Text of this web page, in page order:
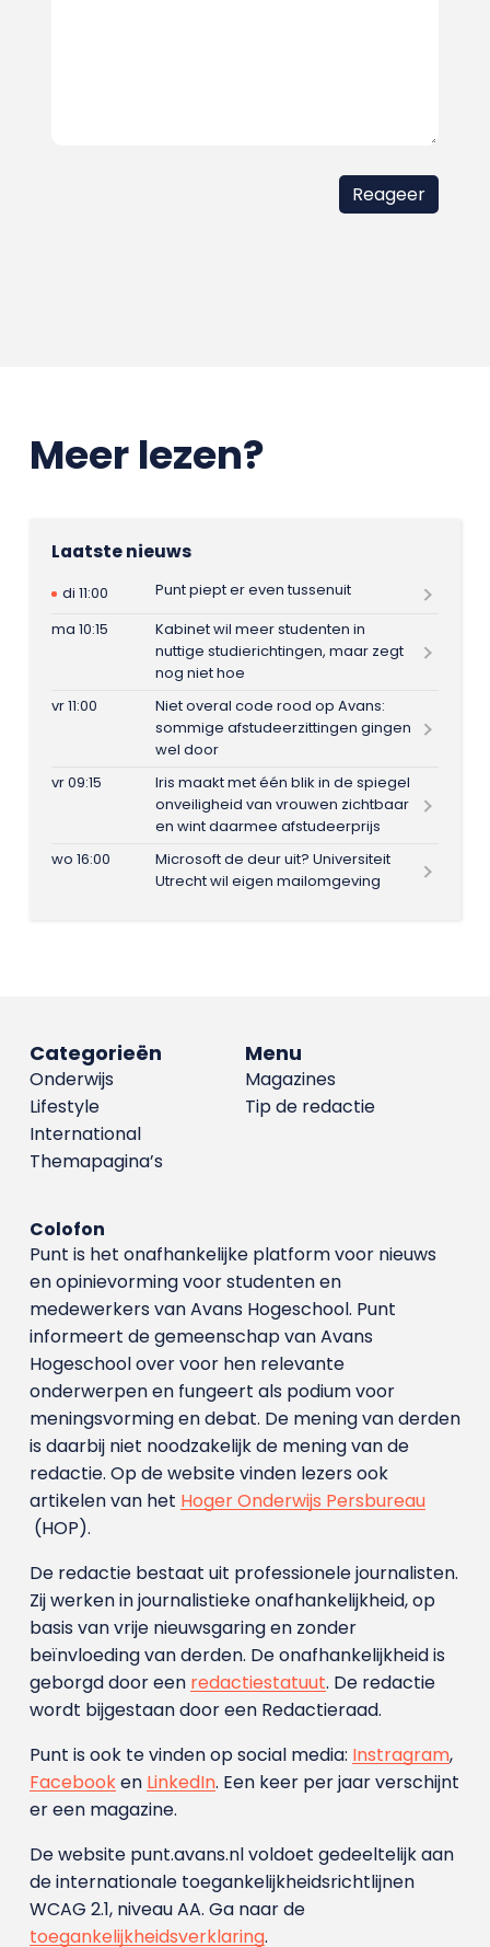
Meer lezen?
Laatste nieuws
di 11:00
Punt piept er even tussenuit
ma 10:15
Kabinet wil meer studenten in
nuttige studierichtingen, maar zegt
nog niet hoe
vr 11:00
Niet overal code rood op Avans:
sommige afstudeerzittingen gingen
wel door
vr 09:15
Iris maakt met één blik in de spiegel
onveiligheid van vrouwen zichtbaar
en wint daarmee afstudeerprijs
wo 16:00
Microsoft de deur uit? Universiteit
Utrecht wil eigen mailomgeving
Menu
Magazines
Tip de redactie
Categorieën
Onderwijs
Lifestyle
International
Themapagina’s
Colofon
Punt is het onafhankelijke platform voor nieuws
en opinievorming voor studenten en
medewerkers van Avans Hoge­school. Punt
informeert de gemeenschap van Avans
Hogeschool over voor hen relevante
onderwerpen en fungeert als podium voor
meningsvorming en debat. De mening van derden
is daarbij niet noodzakelijk de mening van de
redactie. Op de website vinden lezers ook
artikelen van het Hoger Onderwijs Persbureau
(HOP).
De redactie bestaat uit professionele journalisten.
Zij werken in journalistieke onafhankelijkheid, op
basis van vrije nieuwsgaring en zonder
beïnvloeding van derden. De onafhankelijkheid is
geborgd door een redactiestatuut. De redactie
wordt bijgestaan door een Redactieraad.
Punt is ook te vinden op social media: Instragram,
Facebooken LinkedIn. Een keer per jaar verschijnt
er een magazine.
De website punt.avans.nl voldoet gedeeltelijk aan
de internationale toegankelijkheidsrichtlijnen
WCAG 2.1, niveau AA. Ga naar de
toegankelijkheidsverklaring.